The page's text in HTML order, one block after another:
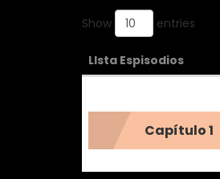
Show entries
LIsta Espisodios
Capítulo 1